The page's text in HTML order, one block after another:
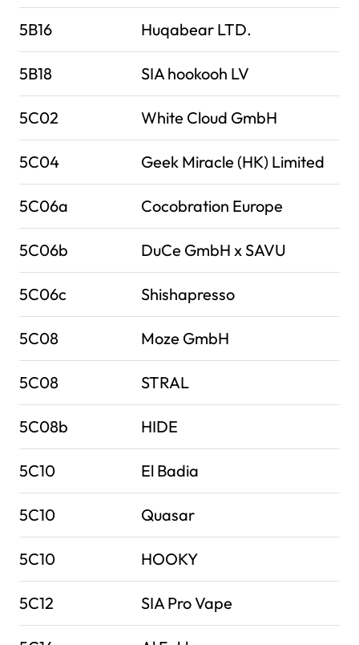
5B16 Huqabear LTD.
5B18 SIA hookooh LV
5C02 White Cloud GmbH
5C04 Geek Miracle (HK) Limited
5C06a Cocobration Europe
5C06b DuCe GmbH x SAVU
5C06c Shishapresso
5C08 Moze GmbH
5C08 STRAL
5C08b HIDE
5C10 El Badia
5C10 Quasar
5C10 HOOKY
5C12 SIA Pro Vape